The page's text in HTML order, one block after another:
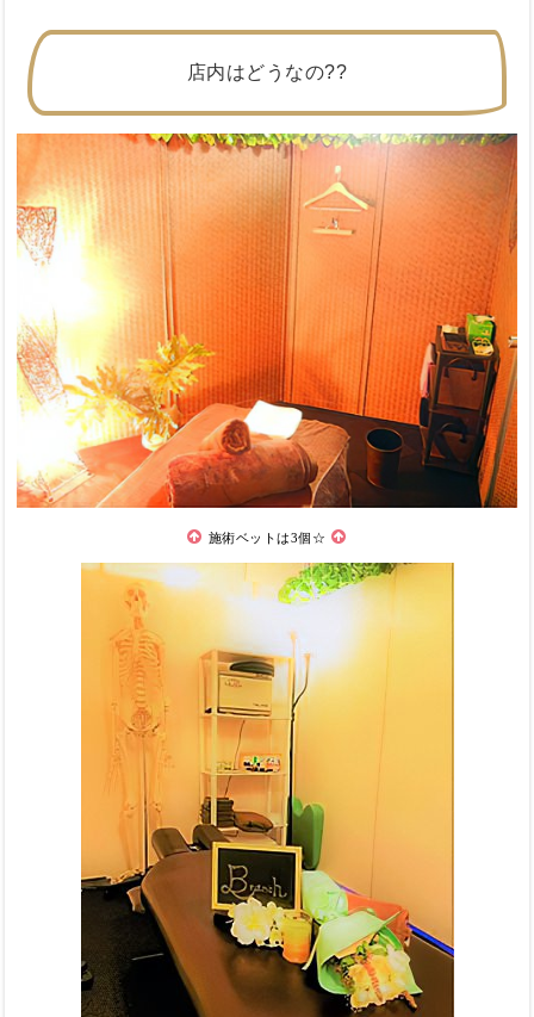
店内はどうなの??
施術ベットは3個☆